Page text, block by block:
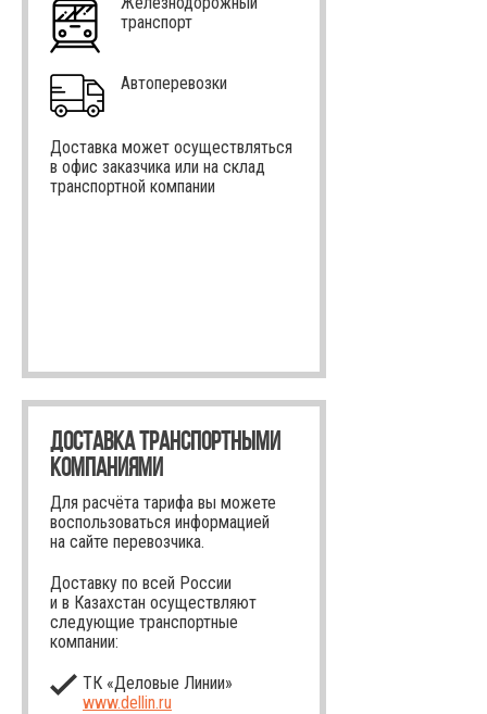
транспорт
Автоперевозки
Доставка может осуществляться
в офис заказчика или на склад
транспортной компании
ДОСТАВКА ТРАНСПОРТНЫМИ
КОМПАНИЯМИ
Для расчёта тарифа вы можете
воспользоваться информацией
на сайте перевозчика.
Доставку по всей России
и в Казахстан осуществляют
следующие транспортные
компании:
ТК «Деловые Линии»
www.dellin.ru